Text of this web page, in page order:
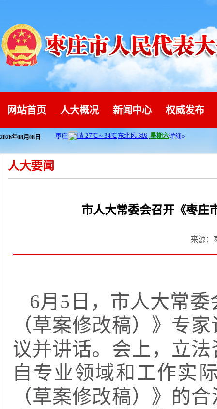
网站首页 人大概况 新闻中心 权威发布
2026年08月08日
人大要闻
市人大常委会召开《枣庄
来源：
6月5日，市人大常
（草案修改稿）》专
议并讲话。会上，立
自专业领域和工作实
（草案修改稿）》的